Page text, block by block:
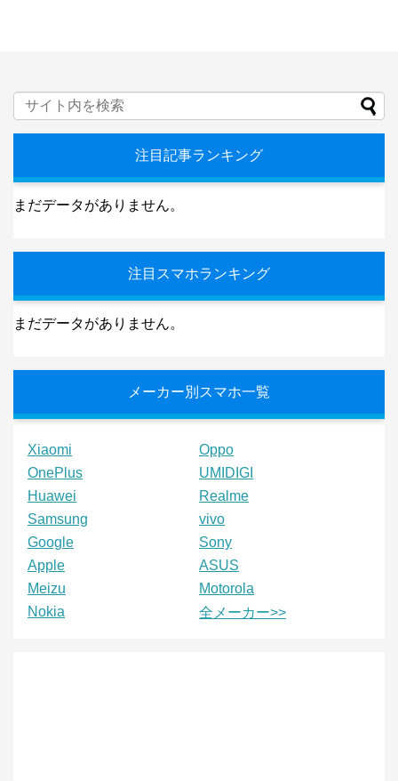
注目記事ランキング
まだデータがありません。
注目スマホランキング
まだデータがありません。
メーカー別スマホ一覧
Xiaomi
Oppo
OnePlus
UMIDIGI
Huawei
Realme
Samsung
vivo
Google
Sony
Apple
ASUS
Meizu
Motorola
Nokia
全メーカー>>